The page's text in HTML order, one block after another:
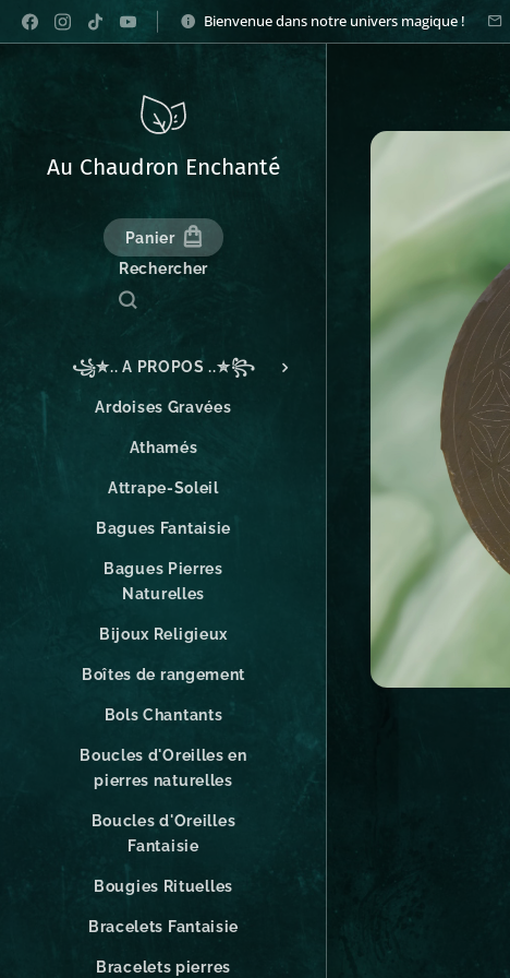
Bienvenue dans notre univers magique !
Au Chaudron Enchanté
Panier
Rechercher
꧁✮.. A PROPOS ..✮꧂
Ardoises Gravées
Athamés
Attrape-Soleil
Bagues Fantaisie
Bagues Pierres
Naturelles
Bijoux Religieux
Boîtes de rangement
Bols Chantants
Boucles d'Oreilles en
pierres naturelles
Boucles d'Oreilles
Fantaisie
Bougies Rituelles
Bracelets Fantaisie
Bracelets pierres